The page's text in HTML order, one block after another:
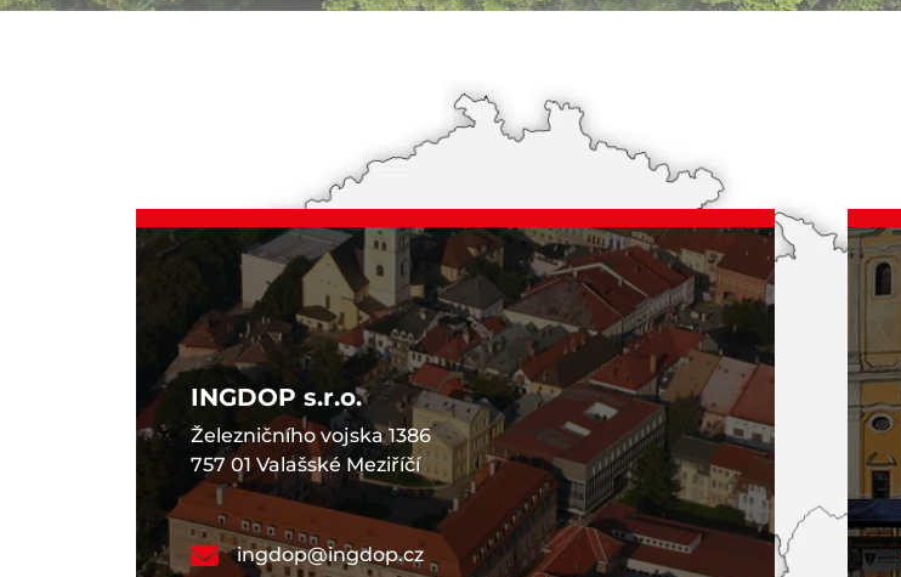
INGDOP s.r.o.
Železničního vojska 1386
757 01 Valašské Meziříčí
ingdop@ingdop.cz